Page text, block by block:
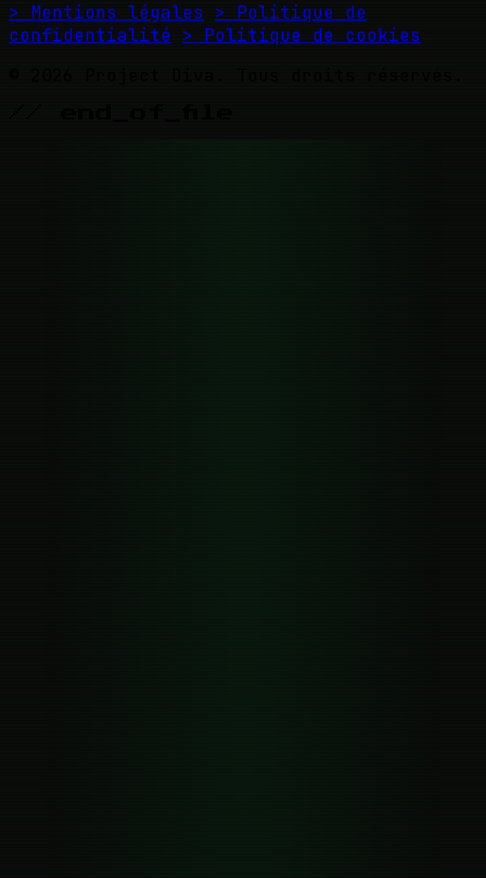
> Mentions légales
> Politique de
confidentialité > Politique de cookies